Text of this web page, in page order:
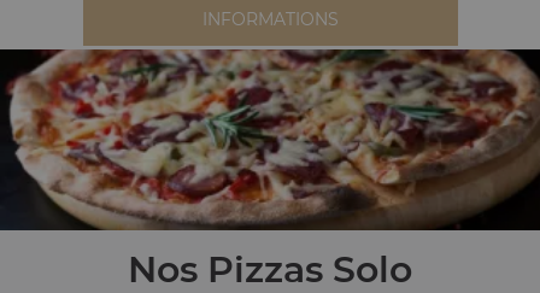
INFORMATIONS
Nos Pizzas Solo